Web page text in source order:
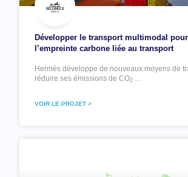
Développer le transport multimodal
l’empreinte carbone liée au transport
Hermès développe de nouveaux moyens de
réduire ses émissions de CO2 …
VOIR LE PROJET >